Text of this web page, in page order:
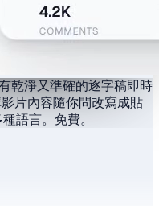
乾淨又準確的逐字稿即時
影片內容隨你問改寫成貼
語言。免費。